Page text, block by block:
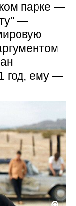
парке —
—
год, ему —